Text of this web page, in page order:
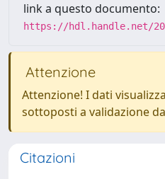
link a questo documento:
https://hdl.handle.net/
Attenzione
Attenzione! I dati
sottoposti a validazione
Citazioni